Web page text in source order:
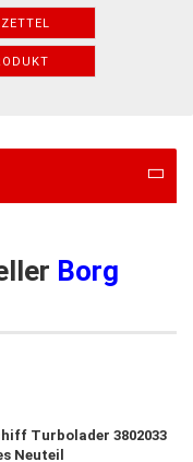
Borg
Turbolader 3802033
Neuteil